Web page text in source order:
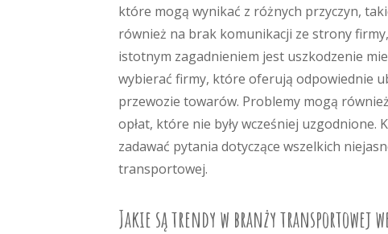
które mogą wynikać z różnych przyczyn,
również na brak komunikacji ze strony
istotnym zagadnieniem jest uszkodzenie
wybierać firmy, które oferują odpowiednie
przewozie towarów. Problemy mogą
opłat, które nie były wcześniej uzgodnione.
zadawać pytania dotyczące wszelkich
transportowej.
Jakie są trendy w branży transportowej